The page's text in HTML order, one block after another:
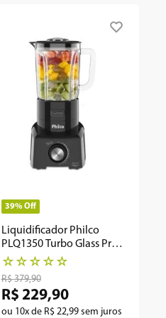
39% Off
Liquidificador Philco
PLQ1350 Turbo Glass Pro
Maxx 6 1200W
☆ ☆ ☆ ☆ ☆
R$ 379,90
R$ 229,90
ou 10x de R$ 22,99sem juros